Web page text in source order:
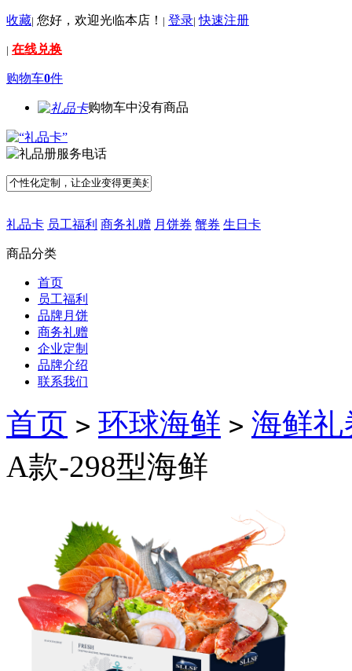
收藏| 您好，欢迎光临本店！ | 登录| 快速注册
| 在线兑换
购物车0件
购物车中没有商品
礼品卡 员工福利 商务礼赠 月饼券 蟹券 生日卡
商品分类
首页
员工福利
品牌月饼
商务礼赠
企业定制
品牌介绍
联系我们
首页 > 环球海鲜 > 海鲜礼
A款-298型海鲜